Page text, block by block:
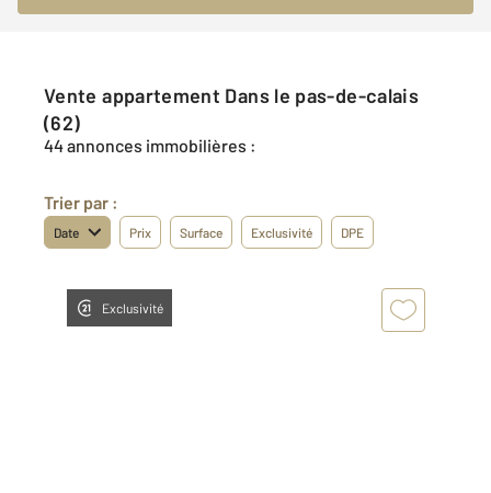
Vente appartement Dans le pas-de-calais
(62)
44 annonces immobilières :
Trier par :
Date Prix Surface Exclusivité DPE
Exclusivité